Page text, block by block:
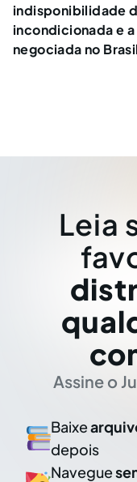
indisponibilidade
incondicionada e
negociada no Brasil
Leia
Assine o
Baixe
depois
Navegue